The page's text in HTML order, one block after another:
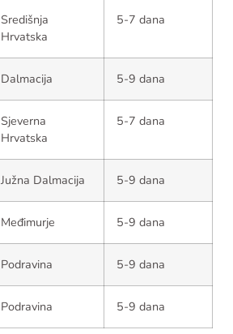
Središnja
Hrvatska
5-7 dana
Dalmacija 5-9 dana
Sjeverna
Hrvatska
5-7 dana
Južna Dalmacija 5-9 dana
Međimurje 5-9 dana
Podravina 5-9 dana
Podravina 5-9 dana